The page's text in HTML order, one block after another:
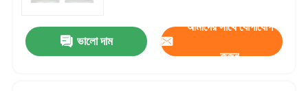
ভালো দাম
আমাদের সাথে যোগাযোগ
করুন